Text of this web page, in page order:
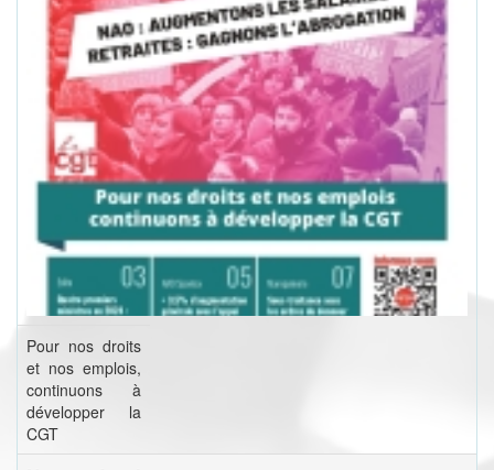
Pour nos droits
et nos emplois,
continuons à
développer la
CGT